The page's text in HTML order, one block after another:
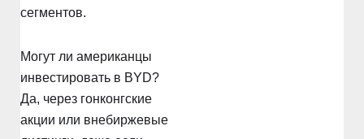
сегментов.
Могут ли американцы
инвестировать в BYD?
Да, через гонконгские
акции или внебиржевые